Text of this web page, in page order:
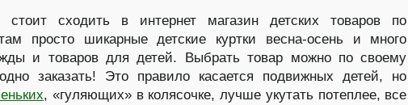
сходить в интернет магазин детских товаров по
просто шикарные детские куртки весна-осень и много
и товаров для детей. Выбрать товар можно по своему
заказать! Это правило касается подвижных детей, но
, «гуляющих» в колясочке, лучше укутать потеплее, все